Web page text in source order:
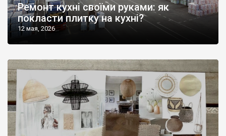
Ремонт кухні своїми руками: як
покласти плитку на кухні?
12 мая, 2026